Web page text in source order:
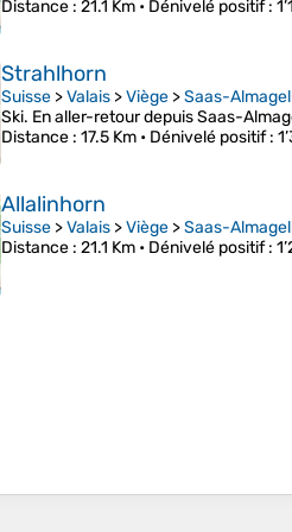
Distance : 21.1 Km • Dénivelé positif:
Strahlhorn
Suisse >Valais >Viège >Saas-
Ski. En aller-retour depuis Saas-
Distance : 17.5 Km • Dénivelé positif:
Allalinhorn
Suisse >Valais >Viège >Saas-
Distance : 21.1 Km • Dénivelé positif: